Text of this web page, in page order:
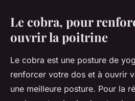
Le cobra, pour
ouvrir la poitrine
Le cobra est une posture de
renforcer votre dos et à ouvrir
une meilleure posture. Pour la